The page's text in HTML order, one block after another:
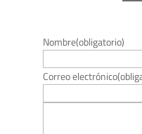
Nombre(obligatorio)
Correo electrónico